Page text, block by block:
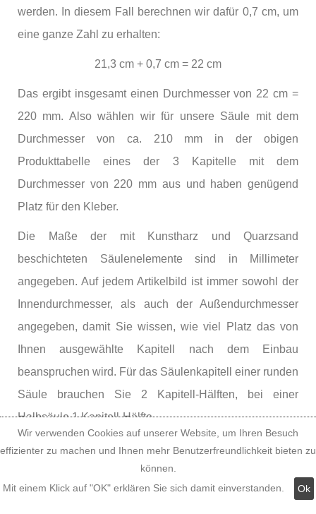
werden. In diesem Fall berechnen wir dafür 0,7 cm, um
eine ganze Zahl zu erhalten:
21,3 cm + 0,7 cm = 22 cm
Das ergibt insgesamt einen Durchmesser von 22 cm =
220 mm. Also wählen wir für unsere Säule mit dem
Durchmesser von ca. 210 mm in der obigen
Produkttabelle eines der 3 Kapitelle mit dem
Durchmesser von 220 mm aus und haben genügend
Platz für den Kleber.
Die Maße der mit Kunstharz und Quarzsand
beschichteten Säulenelemente sind in Millimeter
angegeben. Auf jedem Artikelbild ist immer sowohl der
Innendurchmesser, als auch der Außendurchmesser
angegeben, damit Sie wissen, wie viel Platz das von
Ihnen ausgewählte Kapitell nach dem Einbau
beanspruchen wird. Für das Säulenkapitell einer runden
Säule brauchen Sie 2 Kapitell-Hälften, bei einer
Halbsäule 1 Kapitell-Hälfte.
Montage der Styropor
Rundsäulen, Video zur
Wir verwenden Cookies auf unserer Website, um Ihren Besuch
effizienter zu machen und Ihnen mehr Benutzerfreundlichkeit bieten zu
können.
Mit einem Klick auf "OK" erklären Sie sich damit einverstanden.
Ok